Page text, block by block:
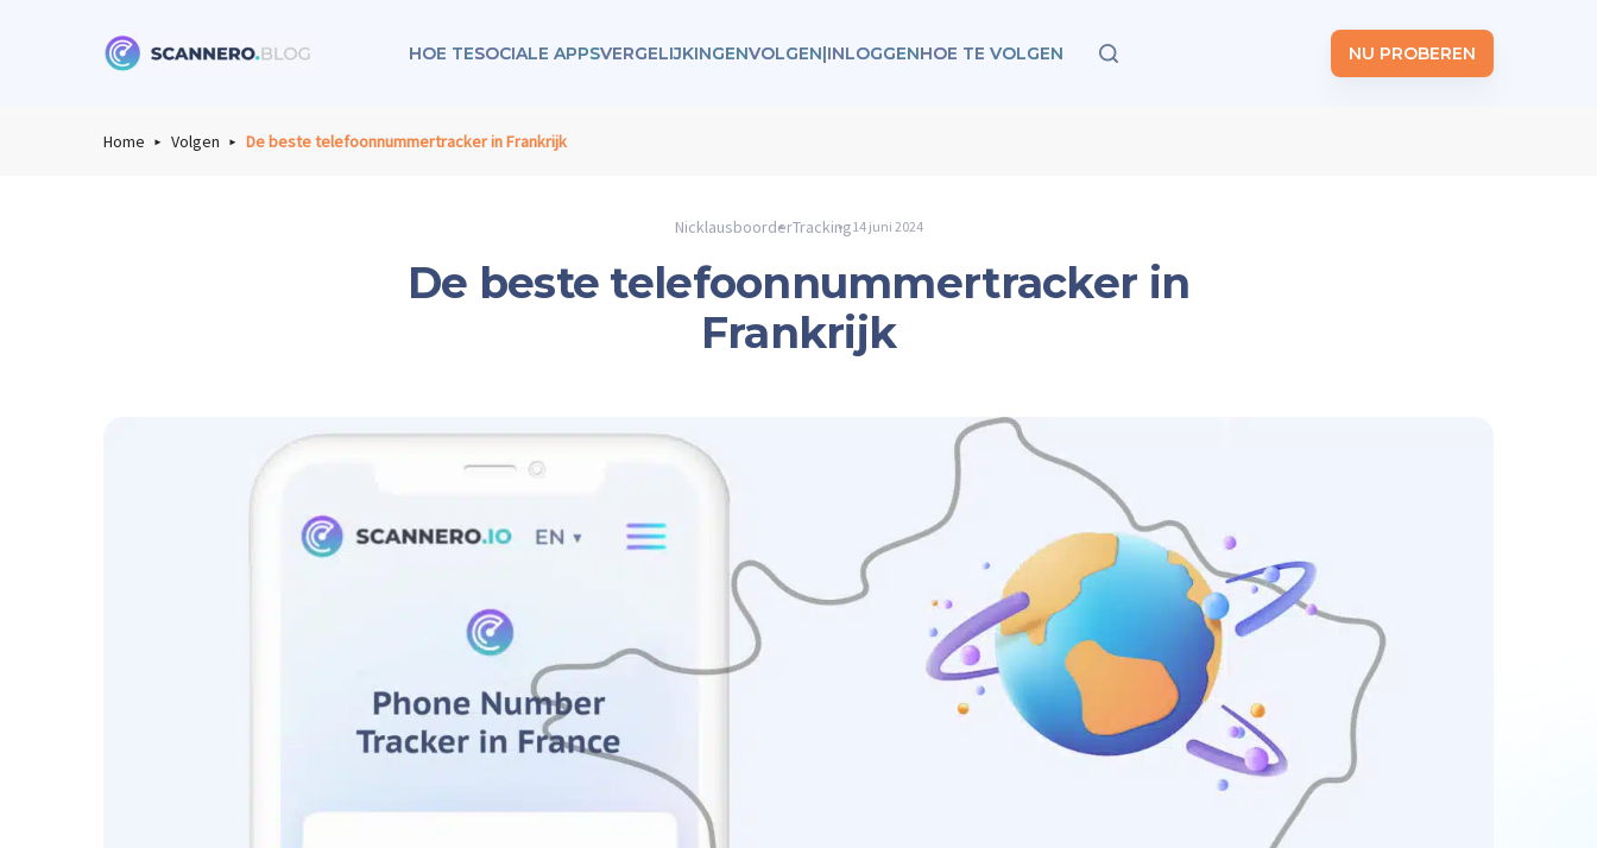
HOE TESOCIALE APPSVERGELIJKINGENVOLGEN|INLOGGENHOE TE VOLGEN NU PROBEREN
Home Volgen De beste telefoonnummertracker in Frankrijk
NicklausboorderTracking14 juni 2024
De beste telefoonnummertracker in
Frankrijk